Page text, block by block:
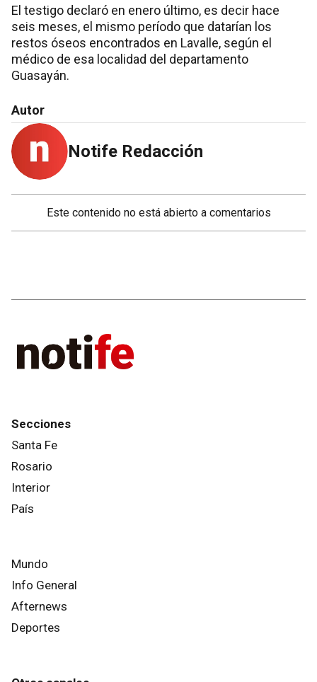
El testigo declaró en enero último, es decir hace
seis meses, el mismo período que datarían los
restos óseos encontrados en Lavalle, según el
médico de esa localidad del departamento
Guasayán.
Autor
Notife Redacción
Este contenido no está abierto a comentarios
Secciones
Santa Fe
Rosario
Interior
País
Mundo
Info General
Afternews
Deportes